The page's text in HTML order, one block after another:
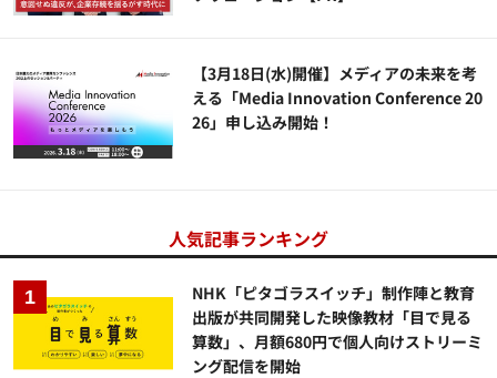
【3月18日(水)開催】メディアの未来を考
える「Media Innovation Conference 20
26」申し込み開始！
人気記事ランキング
NHK「ピタゴラスイッチ」制作陣と教育
出版が共同開発した映像教材「目で見る
算数」、月額680円で個人向けストリーミ
ング配信を開始